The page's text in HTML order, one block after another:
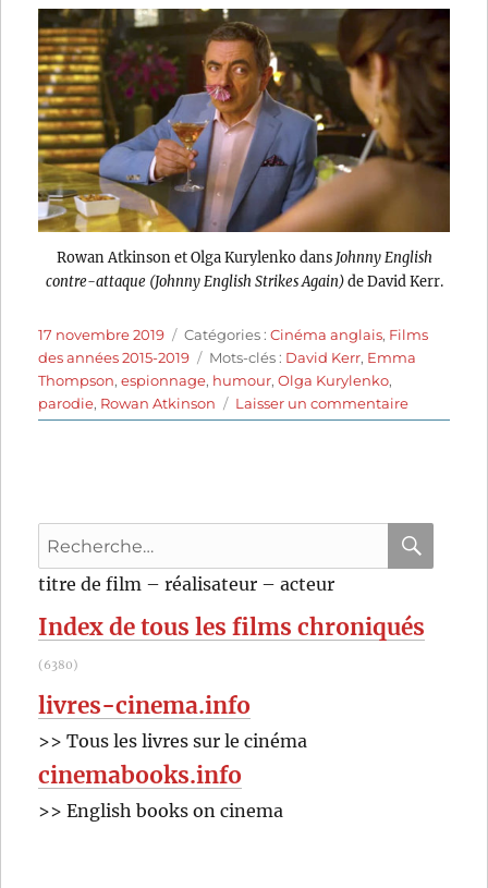
Rowan Atkinson et Olga Kurylenko dans Johnny English
contre-attaque (Johnny English Strikes Again)de David Kerr.
Publié
le
17 novembre 2019 Catégories
Catégories :Cinéma anglais, Films
des années 2015-2019
Étiquettes
Mots-clés : David Kerr, Emma
Thompson,espionnage, humour,Olga Kurylenko,
parodie, Rowan Atkinson Laisser un commentairesur
Johnny
de
Recherche
pour
titre de film – réalisateur – acteur
Index de tous les films chroniqués
(6380)
livres-cinema.info
>> Tous les livres sur le cinéma
cinemabooks.info
>> English books on cinema